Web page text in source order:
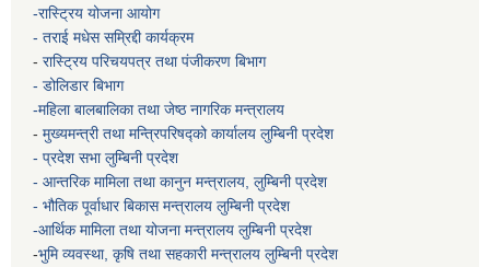
-रास्ट्रिय योजना आयोग
- तराई मधेस सम्रिद्दी कार्यक्रम
- रास्ट्रिय परिचयपत्र तथा पंजीकरण बिभाग
- डोलिडार बिभाग
-महिला बालबालिका तथा जेष्ठ नागरिक मन्त्रालय
- मुख्यमन्त्री तथा मन्त्रिपरिषद्को कार्यालय लुम्बिनी प्रदेश
- प्रदेश सभा लुम्बिनी प्रदेश
- आन्तरिक मामिला तथा कानुन मन्त्रालय, लुम्बिनी प्रदेश
- भौतिक पूर्वाधार बिकास मन्त्रालय लुम्बिनी प्रदेश
-आर्थिक मामिला तथा योजना मन्त्रालय लुम्बिनी प्रदेश
-भुमि व्यवस्था, कृषि तथा सहकारी मन्त्रालय लुम्बिनी प्रदेश